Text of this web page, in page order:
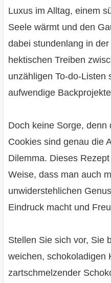
Luxus im Alltag, einem
Seele wärmt und den
dabei stundenlang in
hektischen Treiben
unzähligen To-do-Listen
aufwendige
Doch keine Sorge, denn
Cookies sind genau die
Dilemma. Dieses
Weise, dass man auch
unwiderstehlichen
Eindruck macht und
Stellen Sie sich vor, Sie
weichen, schokoladigen
zartschmelzender